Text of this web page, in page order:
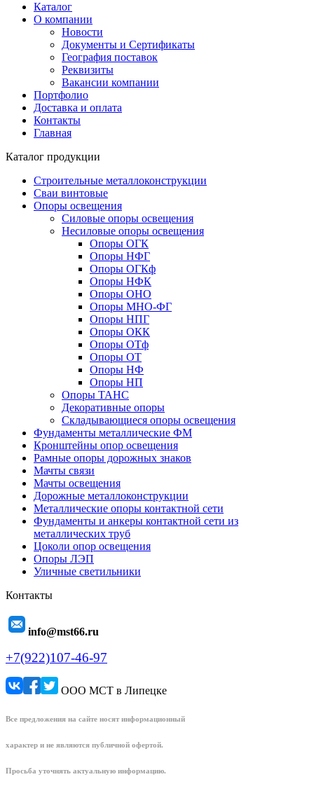
Каталог
О компании
Новости
Документы и Сертификаты
География поставок
Реквизиты
Вакансии компании
Портфолио
Доставка и оплата
Контакты
Главная
Каталог продукции
Строительные металлоконструкции
Сваи винтовые
Опоры освещения
Силовые опоры освещения
Несиловые опоры освещения
Опоры ОГК
Опоры НФГ
Опоры ОГКф
Опоры НФК
Опоры ОНО
Опоры МНО-ФГ
Опоры НПГ
Опоры ОКК
Опоры ОТф
Опоры ОТ
Опоры НФ
Опоры НП
Опоры ТАНС
Декоративные опоры
Складывающиеся опоры освещения
Фундаменты металлические ФМ
Кронштейны опор освещения
Рамные опоры дорожных знаков
Мачты связи
Мачты освещения
Дорожные металлоконструкции
Металлические опоры контактной сети
Фундаменты и анкеры контактной сети из
металлических труб
Цоколи опор освещения
Опоры ЛЭП
Уличные светильники
Контакты
info@mst66.ru
+7(922)107-46-97
ООО МСТ в Липецке
Все предложения на сайте носят информационный
характер и не являются публичной офертой.
Просьба уточнять актуальную информацию.